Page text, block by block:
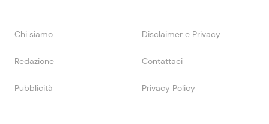
Chi siamo Disclaimer e Privacy
Redazione Contattaci
Pubblicità Privacy Policy